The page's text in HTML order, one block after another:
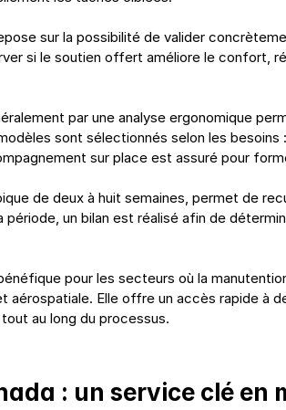
sur la possibilité de valider
si le soutien offert améliore le confort,
par une analyse ergonomique
sont sélectionnés selon les
sur place est assuré pour
de deux à huit semaines, permet de
un bilan est réalisé afin de
pour les secteurs où la
aérospatiale. Elle offre un accès rapide à
au long du processus.
: un service clé en